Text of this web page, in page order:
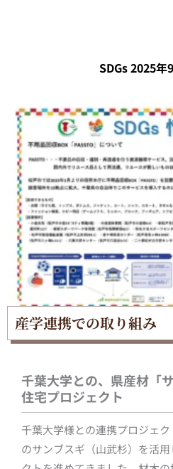
SDGs 2025年
産学連携での取り組み
千葉大学との、県産材「
住宅プロジェクト
千葉大学様との連携プロジェ
のサンブスギ（山武杉）を活